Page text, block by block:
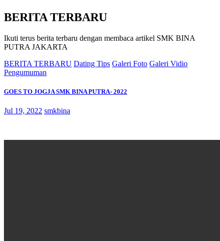
BERITA TERBARU
Ikuti terus berita terbaru dengan membaca artikel SMK BINA
PUTRA JAKARTA
BERITA TERBARU Dating Tips Galeri Foto Galeri Vidio
Pengumuman
GOES TO JOGJA SMK BINA PUTRA- 2022
Jul 19, 2022 smkbina